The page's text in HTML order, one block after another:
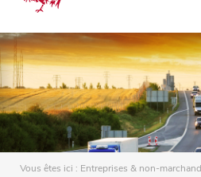
Vous êtes ici : Entreprises & non-marchand